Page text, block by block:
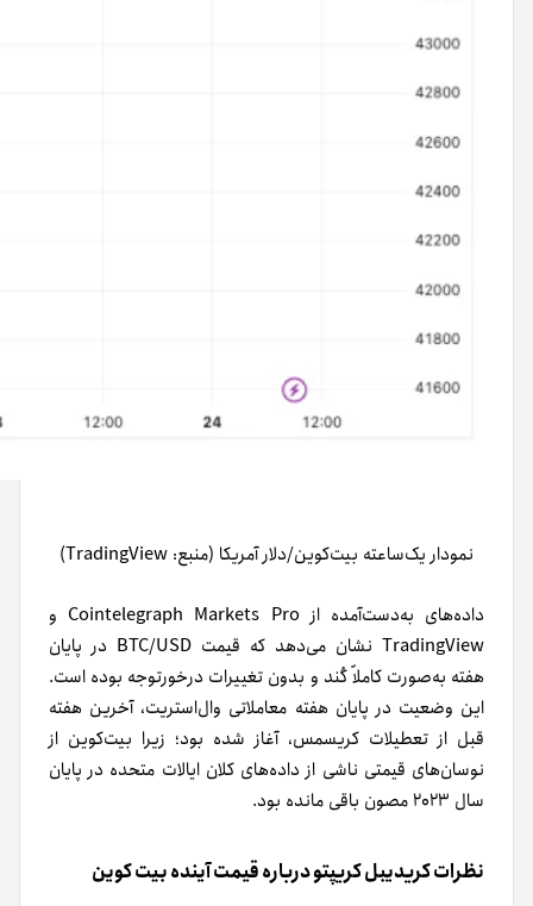
نمودار یک‌ساعته بیت‌کوین/دلار آمریکا (منبع: TradingView)
داده‌های به‌دست‌آمده از Cointelegraph Markets Pro و
TradingView نشان می‌دهد که قیمت BTC/USD در پایان
هفته به‌صورت کاملاً کُند و بدون تغییرات درخورتوجه بوده است.
این وضعیت در پایان هفته معاملاتی وال‌استریت، آخرین هفته
قبل از تعطیلات کریسمس، آغاز شده بود؛ زیرا بیت‌کوین از
نوسان‌های قیمتی ناشی از داده‌های کلان ایالات متحده در پایان
سال ۲۰۲۳ مصون باقی مانده بود.
نظرات کریدیبل کریپتو درباره قیمت آینده بیت کوین